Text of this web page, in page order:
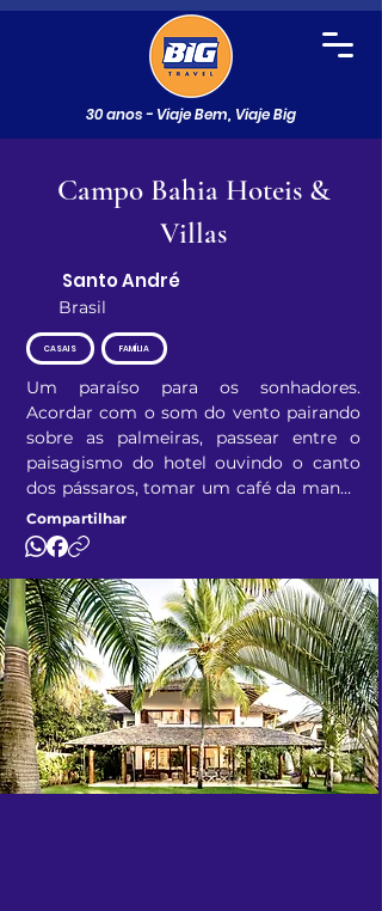
30 anos - Viaje Bem, Viaje Big
Campo Bahia Hoteis &
Villas
Santo André
Brasil
CASAIS FAMÍLIA
Um paraíso para os sonhadores.
Acordar com o som do vento pairando
sobre as palmeiras, passear entre o
paisagismo do hotel ouvindo o canto
dos pássaros, tomar um café da manhã
repleto de sabores, desfrutar
lentamente de um delicioso banho de
praia, seguido da piscina, e depois
finalizar a tarde com uma massagem
relaxante… assim são os dias no Campo
Bahia, um refúgio à beira-mar, cercado
por árvores que nos abraçam, e
caminhos que nos levam a lugares
inspiradores.
Compartilhar